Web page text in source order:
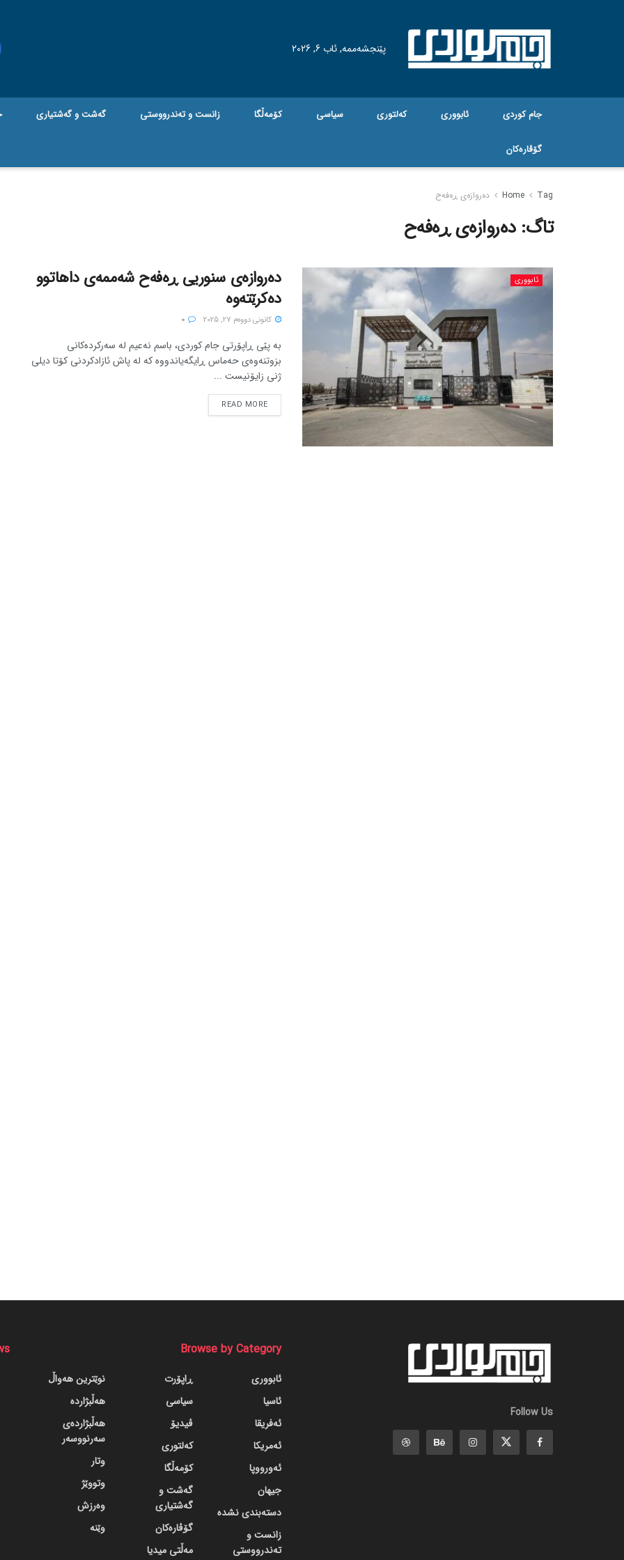
پێنجشەممە, ئاب 6, 2026
جام کوردی ئابووری کەلتوری سیاسی کۆمەڵگا زانست و تەندرووستی گه‌شت و گه‌شتیاری
گۆڤاره‌کان
Home Tag دەروازەی ڕەفەح
تاگ:دەروازەی ڕەفەح
ئابووری
دەروازەی سنوریی ڕەفەح شەممەی داهاتوو
دەکرێتەوە
كانونی دووه‌م 27, 2025
بە پێی ڕاپۆرتی جام کوردی، باسم نەعیم لە سەرکردەکانی
بزوتنەوەی حەماس ڕایگەیاندووە کە لە پاش ئازادکردنی کۆتا دیلی
ژنی زایۆنیست ...
READ MORE
Follow Us
Browse by Category
ئابووری
ئاسیا
ئەفریقا
ئەمریکا
ئەورووپا
جیهان
دسته‌بندی نشده
زانست و
تەندرووستی
ڕاپۆرت
سیاسی
ڤیدیۆ
کەلتوری
کۆمەڵگا
گه‌شت و
گه‌شتیاری
گۆڤاره‌کان
مەڵتی میدیا
نوێترین هەواڵ
هەڵبژاردە
هەڵبژاردەی
سەرنووسەر
وتار
وتووێژ
وەرزش
وێنە